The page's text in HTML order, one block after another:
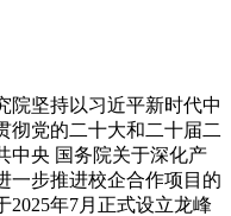
坚持以习近平新时代中
彻党的二十大和二十届二
中央 国务院关于深化产
一步推进校企合作项目的
2025年7月正式设立龙峰